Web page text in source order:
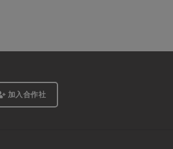
加入合作社